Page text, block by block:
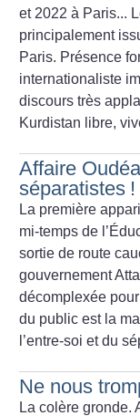
et 2022 à Paris...
principalement
Paris. Présence
internationaliste
discours très
Kurdistan libre,
Affaire
séparatistes !
La première
mi-temps de
sortie de route
gouvernement
décomplexée
du public est la
l’entre-soi et du
Ne nous
La colère gronde.